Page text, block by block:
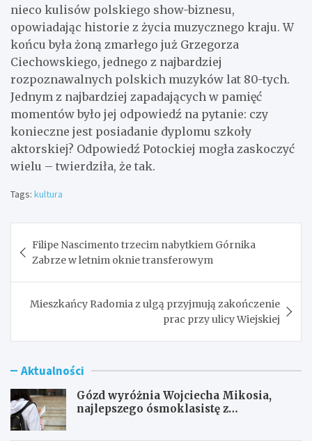
nieco kulisów polskiego show-biznesu,
opowiadając historie z życia muzycznego kraju. W
końcu była żoną zmarłego już Grzegorza
Ciechowskiego, jednego z najbardziej
rozpoznawalnych polskich muzyków lat 80-tych.
Jednym z najbardziej zapadających w pamięć
momentów było jej odpowiedź na pytanie: czy
konieczne jest posiadanie dyplomu szkoły
aktorskiej? Odpowiedź Potockiej mogła zaskoczyć
wielu – twierdziła, że tak.
Tags: kultura
wpisu
Filipe Nascimento trzecim nabytkiem Górnika
Zabrze w letnim oknie transferowym
Mieszkańcy Radomia z ulgą przyjmują zakończenie
prac przy ulicy Wiejskiej
Aktualności
Gózd wyróżnia Wojciecha Mikosia,
najlepszego ósmoklasistę z